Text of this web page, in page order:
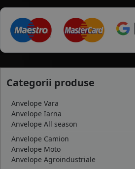
Categorii produse
Anvelope Vara
Anvelope Iarna
Anvelope All season
Anvelope Camion
Anvelope Moto
Anvelope Agroindustriale